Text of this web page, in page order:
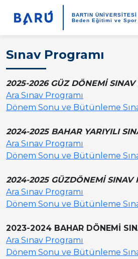
BARTIN ÜNİVERSİTESİ
Beden Eğitimi ve Spor
Sınav Programı
2025-2026 GÜZ DÖNEMİ SINAV
Ara Sınav Programı
Dönem Sonu ve Bütünleme
2024-2025 BAHAR YARIYILI
Ara Sınav Programı
Dönem Sonu ve Bütünleme
2024-2025 GÜZDÖNEMİ SINAV
Ara Sınav Programı
Dönem Sonu ve Bütünleme
2023-2024 BAHAR DÖNEMİ
Ara Sınav Programı
Dönem Sonu ve Bütünleme